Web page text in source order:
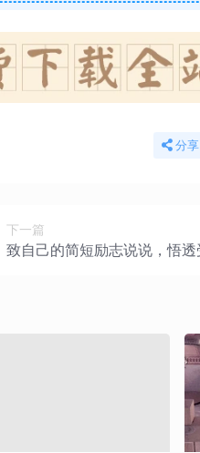
分享
下一篇
致自己的简短励志说说，悟